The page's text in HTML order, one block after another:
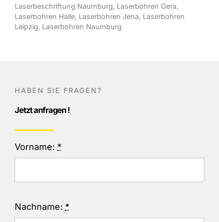
Laserbeschriftung Naumburg, Laserbohren Gera,
Laserbohren Halle, Laserbohren Jena, Laserbohren
Leipzig, Laserbohren Naumburg
HABEN SIE FRAGEN?
Jetzt anfragen !
Vorname: *
Nachname: *